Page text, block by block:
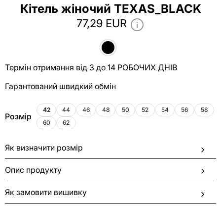
Кітель жіночий TEXAS_BLACK
77,29 EUR
Термін отримання від 3 до 14 РОБОЧИХ ДНІВ
Гарантований швидкий обмін
Розмір
42 44 46 48 50 52 54 56
58
60
62
Як визначити розмір
Опис продукту
Як замовити вишивку